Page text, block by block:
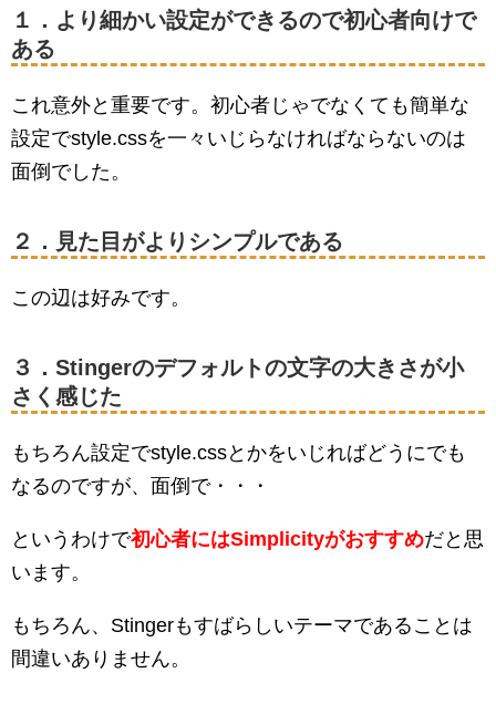
１．より細かい設定ができるので初心者向けで
ある
これ意外と重要です。初心者じゃでなくても簡単な
設定でstyle.cssを一々いじらなければならないのは
面倒でした。
２．見た目がよりシンプルである
この辺は好みです。
３．Stingerのデフォルトの文字の大きさが小
さく感じた
もちろん設定でstyle.cssとかをいじればどうにでも
なるのですが、面倒で・・・
というわけで初心者にはSimplicityがおすすめだと思
います。
もちろん、Stingerもすばらしいテーマであることは
間違いありません。